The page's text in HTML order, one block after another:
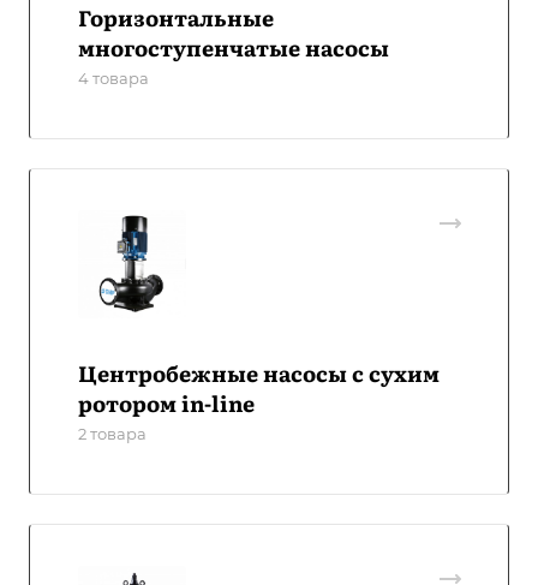
Горизонтальные
многоступенчатые насосы
4 товара
Центробежные насосы с сухим
ротором in-line
2 товара